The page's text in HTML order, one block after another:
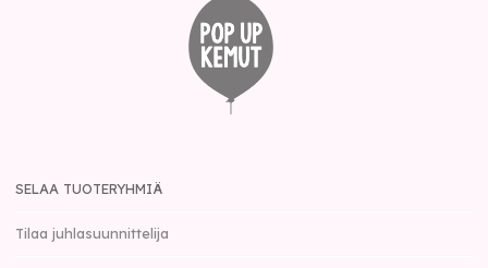
SELAA TUOTERYHMIÄ
Tilaa juhlasuunnittelija